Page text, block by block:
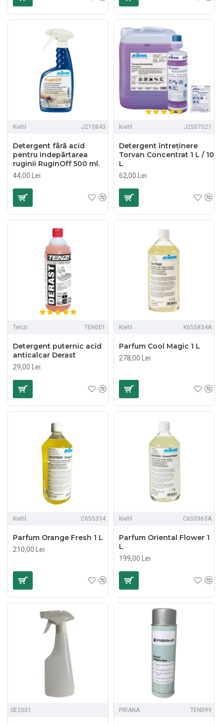
Kiehl J210843
Detergent fārā acid
pentru indepārtarea
ruginii RuginOff 500 ml.
44,00 Lei
Kiehl J2507021
Detergent întreținere
Torvan Concentrat 1 L / 10
L
62,00 Lei
Tenzi TEN001
Detergent puternic acid
anticalcar Derast
29,00 Lei
Kiehl K655834A
Parfum Cool Magic 1 L
278,00 Lei
Kiehl C655334
Parfum Orange Fresh 1 L
210,00 Lei
Kiehl C655963A
Parfum Oriental Flower 1
L
199,00 Lei
SE2001 PIRANA TEN099